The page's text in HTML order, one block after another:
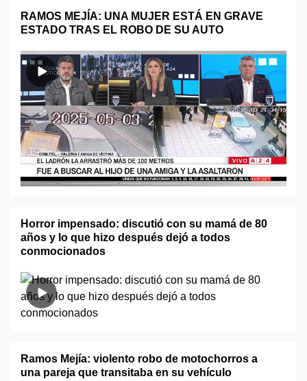
RAMOS MEJÍA: UNA MUJER ESTÁ EN GRAVE
ESTADO TRAS EL ROBO DE SU AUTO
Horror impensado: discutió con su mamá de 80
años y lo que hizo después dejó a todos
conmocionados
Ramos Mejía: violento robo de motochorros a
una pareja que transitaba en su vehículo